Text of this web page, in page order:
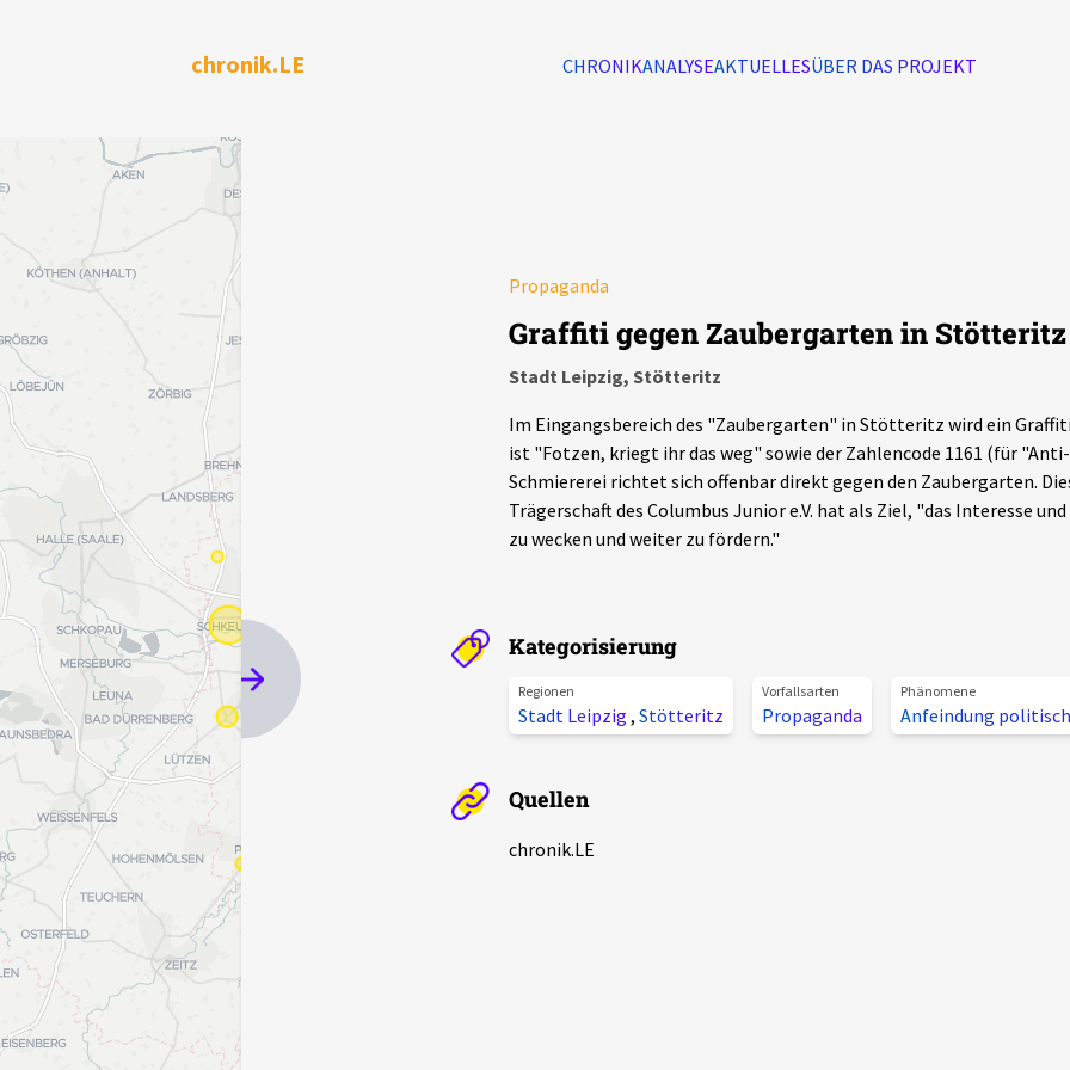
chronik.LE CHRONIKANALYSEAKTUELLESÜBER DAS PROJEKT
Propaganda
Graffiti gegen Zaubergarten in Stötteritz
Stadt Leipzig, Stötteritz
Im Eingangsbereich des "Zaubergarten" in Stötteritz wird ein
ist "Fotzen, kriegt ihr das weg" sowie der Zahlencode 1161 (für
Schmiererei richtet sich offenbar direkt gegen den Zaubergarten.
Trägerschaft des Columbus Junior e.V. hat als Ziel, "das Interesse
zu wecken und weiter zu fördern."
Kategorisierung
Regionen
Stadt Leipzig , Stötteritz
Vorfallsarten
Propaganda
Phänomene
Anfeindung
Quellen
chronik.LE